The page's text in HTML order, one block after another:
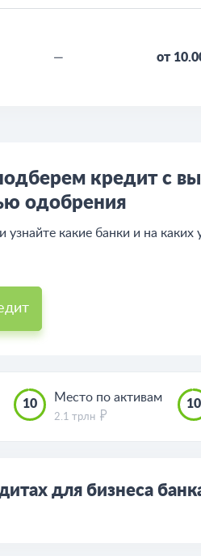
— от
кредит с
одобрения
узнайте какие банки и на
10 Место по активам
2.1 трлн
10
для бизнеса